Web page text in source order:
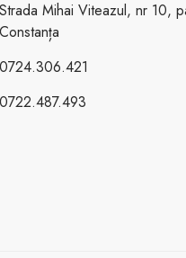
Strada Mihai Viteazul, nr 10,
Constanța
0724.306.421
0722.487.493